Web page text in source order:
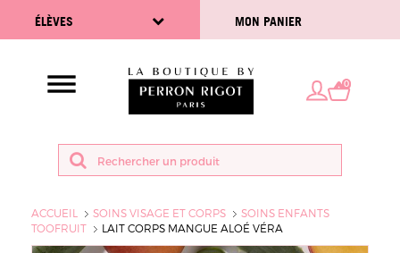
ÉLÈVES MON PANIER
0
ACCUEIL SOINS VISAGE ET CORPS
SOINS ENFANTS
TOOFRUIT
LAIT CORPS MANGUE ALOÉ VÉRA